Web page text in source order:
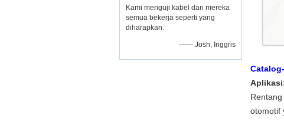
Kami menguji kabel dan mereka
semua bekerja seperti yang
diharapkan.
—— Josh, Inggris
otomotif